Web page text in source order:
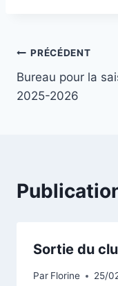
PRÉCÉDENT
Bureau pour la
2025-2026
Sortie du
Par Florine 25/